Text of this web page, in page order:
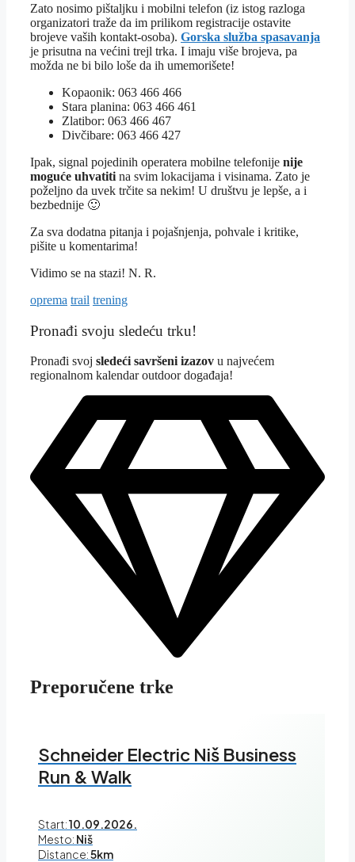
Zato nosimo pištaljku i mobilni telefon (iz istog razloga
organizatori traže da im prilikom registracije ostavite
brojeve vaših kontakt-osoba). Gorska služba spasavanja
je prisutna na većini trejl trka. I imaju više brojeva, pa
možda ne bi bilo loše da ih umemorišete!
Kopaonik: 063 466 466
Stara planina: 063 466 461
Zlatibor: 063 466 467
Divčibare: 063 466 427
Ipak, signal pojedinih operatera mobilne telefonije nije
moguće uhvatiti na svim lokacijama i visinama. Zato je
poželjno da uvek trčite sa nekim! U društvu je lepše, a i
bezbednije 🙂
Za sva dodatna pitanja i pojašnjenja, pohvale i kritike,
pišite u komentarima!
Vidimo se na stazi! N. R.
Tagovi
oprema trail trening
Pronađi svoju sledeću trku!
Pronađi svoj sledeći savršeni izazov u najvećem
regionalnom kalendar outdoor događaja!
Preporučene trke
Schneider Electric Niš Business
Run & Walk
Start:10.09.2026.
Mesto: Niš
Distance:5km